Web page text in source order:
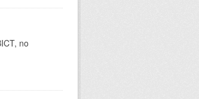
no